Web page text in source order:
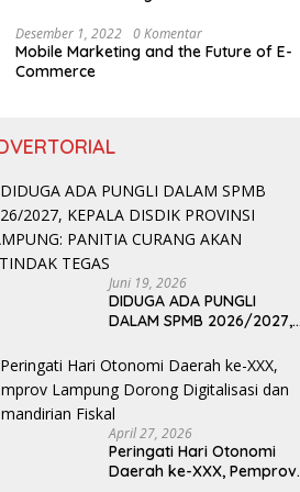
Desember 1, 2022 0 Komentar
Mobile Marketing and the Future of E-
Commerce
Juni 19, 2026
DIDUGA ADA PUNGLI
DALAM SPMB 2026/2027,
LAMPUNG: PANITIA CURANG
AKAN DITINDAK TEGAS
April 27, 2026
Peringati Hari Otonomi
Daerah ke-XXX, Pemprov